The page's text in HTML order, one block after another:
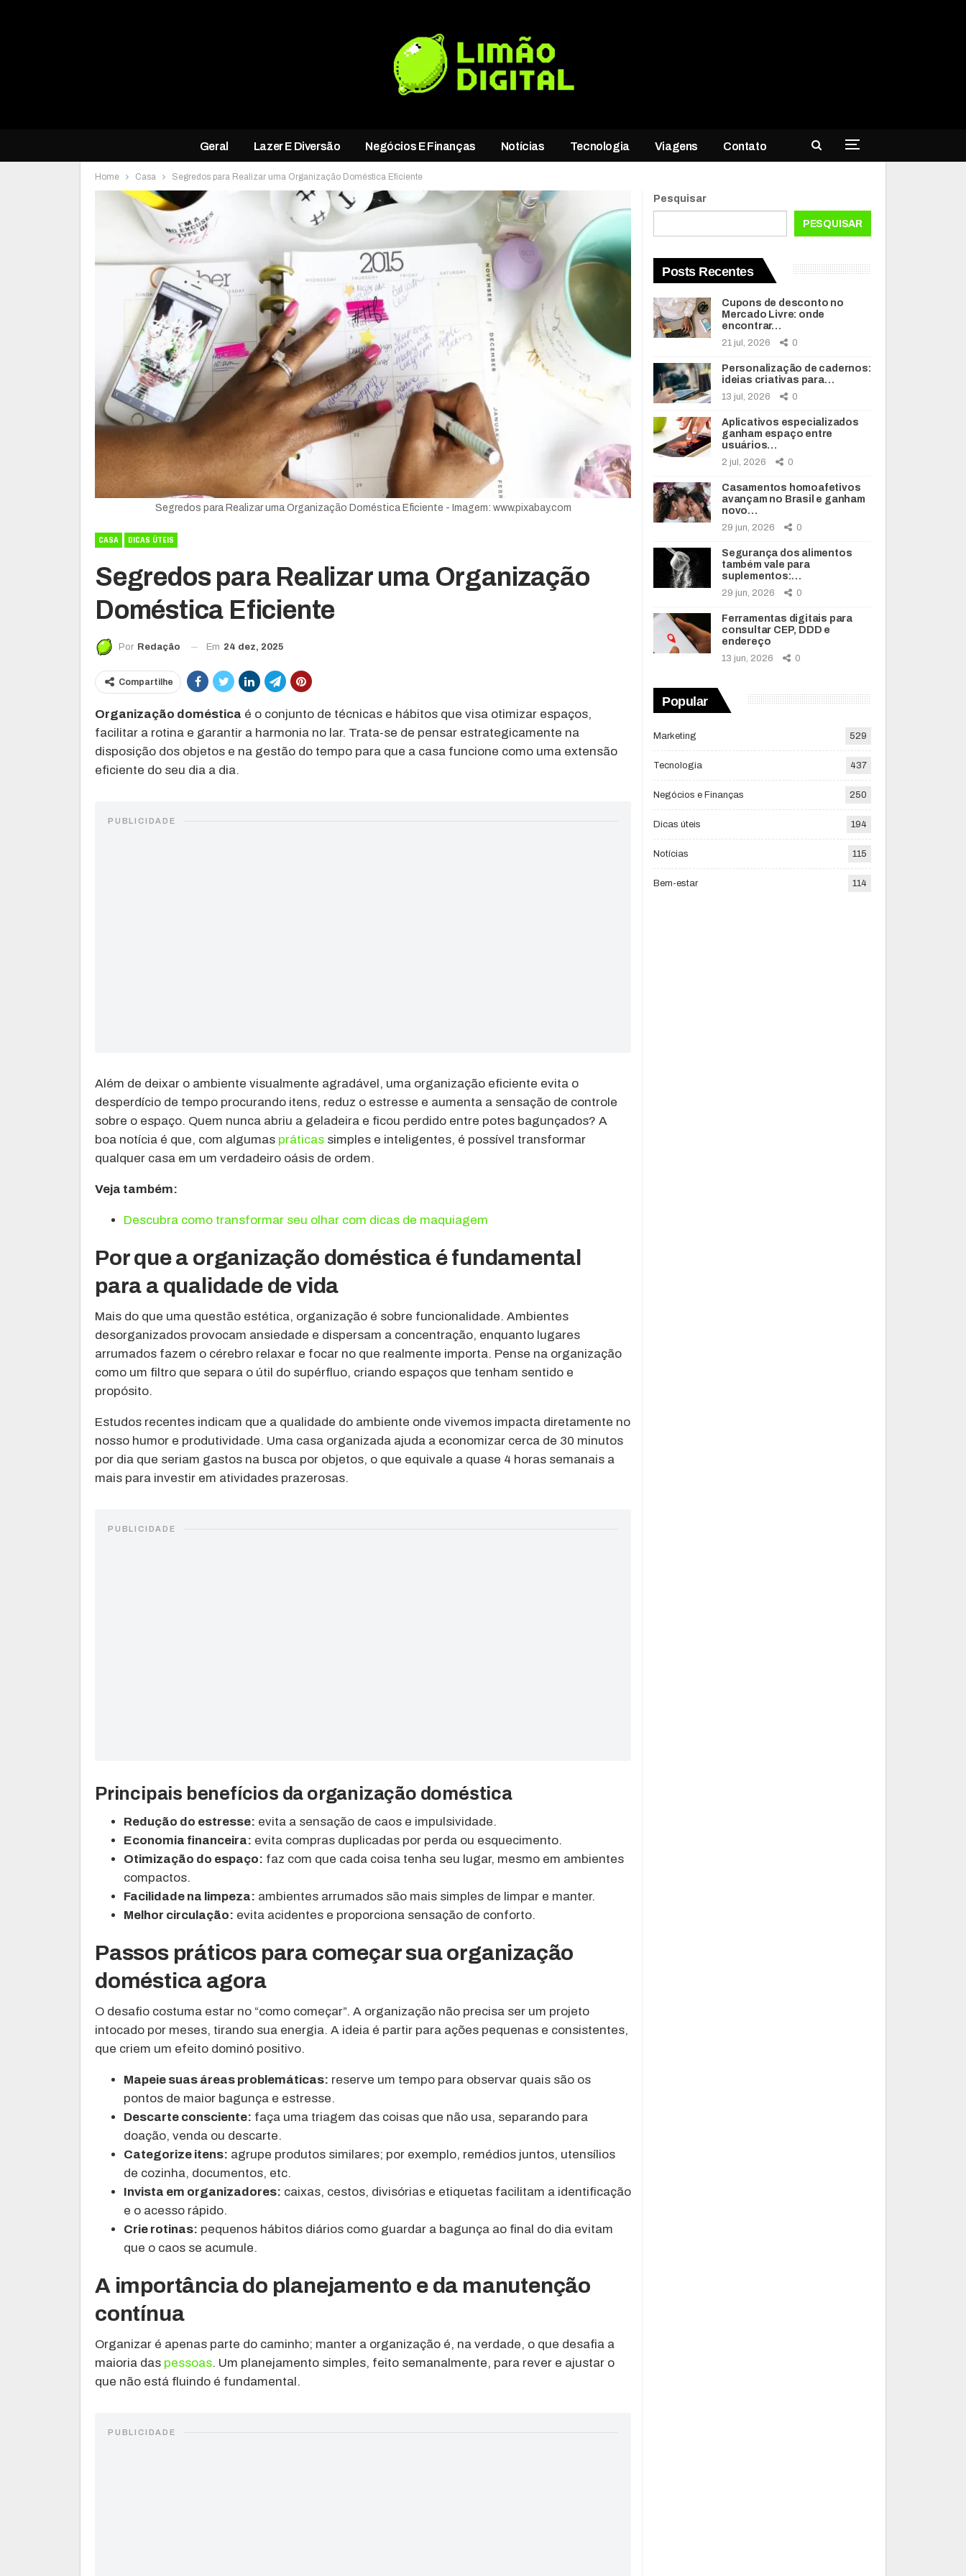
Geral Lazer E Diversão Negócios E Finanças Notícias Tecnologia Viagens Contato
Home Casa Segredos para Realizar uma Organização Doméstica Eficiente
Segredos para Realizar uma Organização Doméstica Eficiente - Imagem: www.pixabay.com
CASA DICAS ÚTEIS
Segredos para Realizar uma Organização
Doméstica Eficiente
Por Redação Em 24 dez, 2025
Compartilhe
Organização doméstica é o conjunto de técnicas e hábitos que visa otimizar espaços,
facilitar a rotina e garantir a harmonia no lar. Trata-se de pensar estrategicamente na
disposição dos objetos e na gestão do tempo para que a casa funcione como uma extensão
eficiente do seu dia a dia.
PUBLICIDADE
Além de deixar o ambiente visualmente agradável, uma organização eficiente evita o
desperdício de tempo procurando itens, reduz o estresse e aumenta a sensação de controle
sobre o espaço. Quem nunca abriu a geladeira e ficou perdido entre potes bagunçados? A
boa notícia é que, com algumas práticas simples e inteligentes, é possível transformar
qualquer casa em um verdadeiro oásis de ordem.
Veja também:
Descubra como transformar seu olhar com dicas de maquiagem
Por que a organização doméstica é fundamental
para a qualidade de vida
Mais do que uma questão estética, organização é sobre funcionalidade. Ambientes
desorganizados provocam ansiedade e dispersam a concentração, enquanto lugares
arrumados fazem o cérebro relaxar e focar no que realmente importa. Pense na organização
como um filtro que separa o útil do supérfluo, criando espaços que tenham sentido e
propósito.
Estudos recentes indicam que a qualidade do ambiente onde vivemos impacta diretamente no
nosso humor e produtividade. Uma casa organizada ajuda a economizar cerca de 30 minutos
por dia que seriam gastos na busca por objetos, o que equivale a quase 4 horas semanais a
mais para investir em atividades prazerosas.
PUBLICIDADE
Principais benefícios da organização doméstica
Redução do estresse: evita a sensação de caos e impulsividade.
Economia financeira: evita compras duplicadas por perda ou esquecimento.
Otimização do espaço: faz com que cada coisa tenha seu lugar, mesmo em ambientes
compactos.
Facilidade na limpeza: ambientes arrumados são mais simples de limpar e manter.
Melhor circulação: evita acidentes e proporciona sensação de conforto.
Passos práticos para começar sua organização
doméstica agora
O desafio costuma estar no “como começar”. A organização não precisa ser um projeto
intocado por meses, tirando sua energia. A ideia é partir para ações pequenas e consistentes,
que criem um efeito dominó positivo.
Mapeie suas áreas problemáticas: reserve um tempo para observar quais são os
pontos de maior bagunça e estresse.
Descarte consciente: faça uma triagem das coisas que não usa, separando para
doação, venda ou descarte.
Categorize itens: agrupe produtos similares; por exemplo, remédios juntos, utensílios
de cozinha, documentos, etc.
Invista em organizadores: caixas, cestos, divisórias e etiquetas facilitam a identificação
e o acesso rápido.
Crie rotinas: pequenos hábitos diários como guardar a bagunça ao final do dia evitam
que o caos se acumule.
A importância do planejamento e da manutenção
contínua
Organizar é apenas parte do caminho; manter a organização é, na verdade, o que desafia a
maioria das pessoas. Um planejamento simples, feito semanalmente, para rever e ajustar o
que não está fluindo é fundamental.
PUBLICIDADE
Pesquisar
PESQUISAR
Posts Recentes
Cupons de desconto no
Mercado Livre: onde
encontrar…
21 jul, 2026 0
Personalização de cadernos:
ideias criativas para…
13 jul, 2026 0
Aplicativos especializados
ganham espaço entre
usuários…
2 jul, 2026 0
Casamentos homoafetivos
avançam no Brasil e ganham
novo…
29 jun, 2026 0
Segurança dos alimentos
também vale para
suplementos:…
29 jun, 2026 0
Ferramentas digitais para
consultar CEP, DDD e
endereço
13 jun, 2026 0
Popular
Marketing 529
Tecnologia 437
Negócios e Finanças 250
Dicas úteis 194
Notícias 115
Bem-estar 114